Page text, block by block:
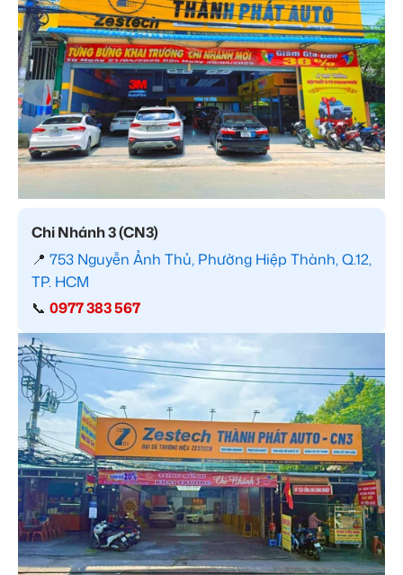
Chi Nhánh 3 (CN3)
📍 753 Nguyễn Ảnh Thủ, Phường Hiệp Thành, Q.12,
TP. HCM
📞 0977 383 567